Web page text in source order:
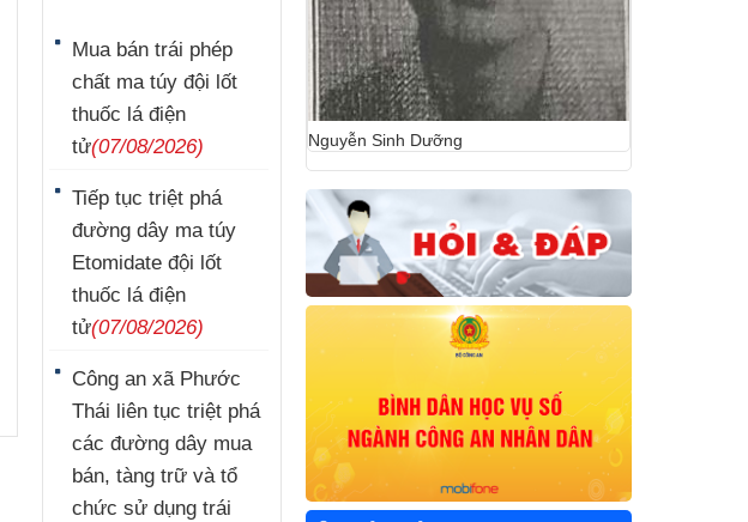
Mua bán trái phép
chất ma túy đội lốt
thuốc lá điện
tử(07/08/2026)
Tiếp tục triệt phá
đường dây ma túy
Etomidate đội lốt
thuốc lá điện
tử(07/08/2026)
Công an xã Phước
Thái liên tục triệt phá
các đường dây mua
bán, tàng trữ và tổ
chức sử dụng trái
Nguyễn Sinh Dưỡng